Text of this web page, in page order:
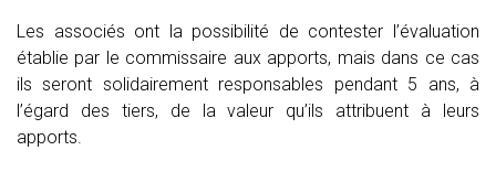
Les associés ont la possibilité de contester l’évaluation
établie par le commissaire aux apports, mais dans ce cas
ils seront solidairement responsables pendant 5 ans, à
l’égard des tiers, de la valeur qu’ils attribuent à leurs
apports.